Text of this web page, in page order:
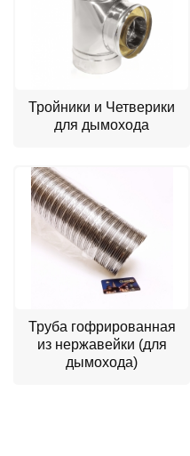
Тройники и Четверики
для дымохода
Труба гофрированная
из нержавейки (для
дымохода)